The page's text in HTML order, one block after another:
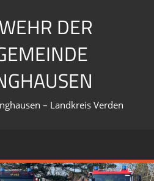
DER
– Landkreis Verden